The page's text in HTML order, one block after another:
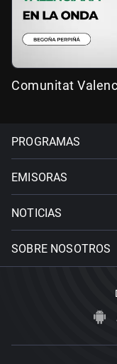
Comunitat
PROGRAMAS
EMISORAS
NOTICIAS
SOBRE NOSOTROS